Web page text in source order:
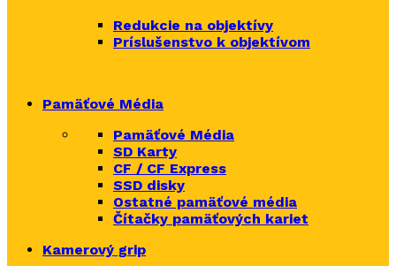
Redukcie na objektívy
Príslušenstvo k objektívom
Pamäťové Média
Pamäťové Média
SD Karty
CF / CF Express
SSD disky
Ostatné pamäťové média
Čítačky pamäťových kariet
Kamerový grip